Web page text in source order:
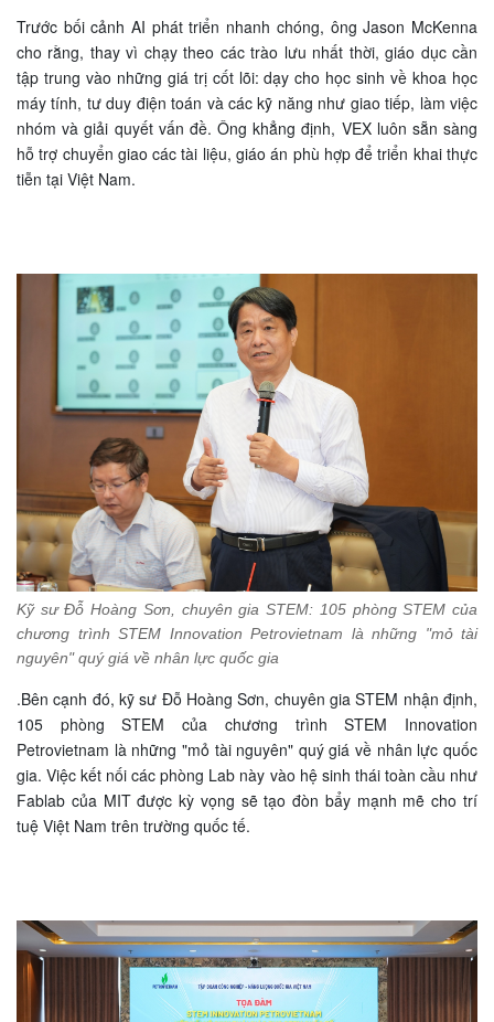
Trước bối cảnh AI phát triển nhanh chóng, ông Jason McKenna
cho rằng, thay vì chạy theo các trào lưu nhất thời, giáo dục cần
tập trung vào những giá trị cốt lõi: dạy cho học sinh về khoa học
máy tính, tư duy điện toán và các kỹ năng như giao tiếp, làm việc
nhóm và giải quyết vấn đề. Ông khẳng định, VEX luôn sẵn sàng
hỗ trợ chuyển giao các tài liệu, giáo án phù hợp để triển khai thực
tiễn tại Việt Nam.
Kỹ sư Đỗ Hoàng Sơn, chuyên gia STEM: 105 phòng STEM của
chương trình STEM Innovation Petrovietnam là những "mỏ tài
nguyên" quý giá về nhân lực quốc gia
.Bên cạnh đó, kỹ sư Đỗ Hoàng Sơn, chuyên gia STEM nhận định,
105 phòng STEM của chương trình STEM Innovation
Petrovietnam là những "mỏ tài nguyên" quý giá về nhân lực quốc
gia. Việc kết nối các phòng Lab này vào hệ sinh thái toàn cầu như
Fablab của MIT được kỳ vọng sẽ tạo đòn bẩy mạnh mẽ cho trí
tuệ Việt Nam trên trường quốc tế.